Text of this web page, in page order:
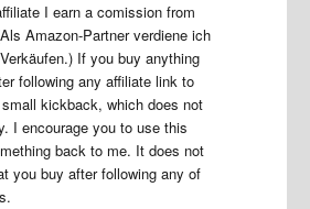
I earn a comission from
Amazon-Partner verdiene ich
If you buy anything
following any affiliate link to
kickback, which does not
I encourage you to use this
back to me. It does not
you buy after following any of